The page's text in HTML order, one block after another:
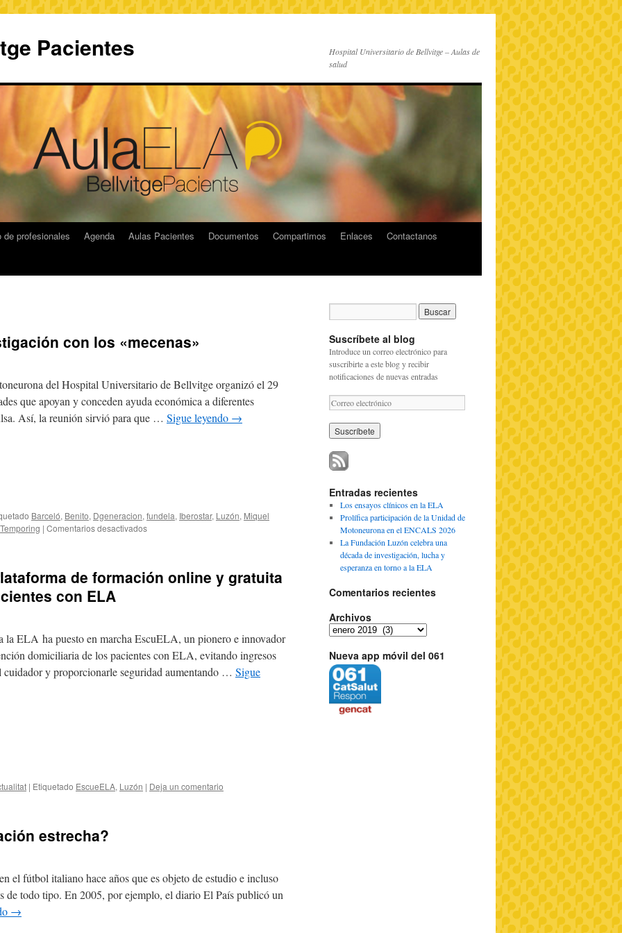
Pacientes
Hospital Universitario de Bellvitge – Aulas de
salud
de profesionales Agenda Aulas Pacientes Documentos Compartimos Enlaces
Contactanos
con los «mecenas»
del Hospital Universitario de Bellvitge organizó el 29
que apoyan y conceden ayuda económica a diferentes
Así, la reunión sirvió para que … Sigue leyendo →
Barceló, Benito, Dgeneracion, fundela, Iberostar, Luzón, Miquel
Temporing | Comentarios desactivados
de formación online y gratuita
con ELA
ELA ha puesto en marcha EscuELA, un pionero e innovador
domiciliaria de los pacientes con ELA, evitando ingresos
cuidador y proporcionarle seguridad aumentando … Sigue
| Etiquetado EscueELA, Luzón | Deja un comentario
estrecha?
el fútbol italiano hace años que es objeto de estudio e incluso
de todo tipo. En 2005, por ejemplo, el diario El País publicó un
→
Suscríbete al blog
Introduce un correo electrónico para
suscribirte a este blog y recibir
notificaciones de nuevas entradas
C
o
r
r
e
o
l
c
Entradas recientes
Los ensayos clínicos en la ELA
Prolífica participación de la Unidad de
Motoneurona en el ENCALS 2026
La Fundación Luzón celebra una
década de investigación, lucha y
esperanza en torno a la ELA
Comentarios recientes
Archivos
Nueva app móvil del 061